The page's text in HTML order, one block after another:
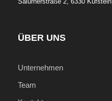
ÜBER UNS
Unternehmen
Team